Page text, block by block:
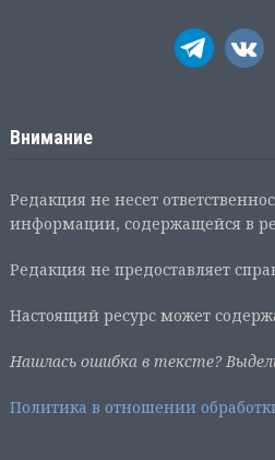
Внимание
Редакция не несет
информации, содержащейся в
Редакция не предоставляет
Настоящий ресурс может
Нашлась ошибка в тексте?
Политика в отношении